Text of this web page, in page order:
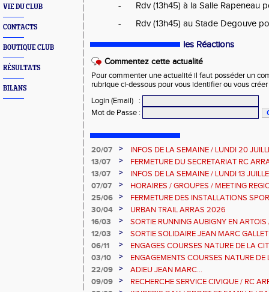
VIE DU CLUB
CONTACTS
BOUTIQUE CLUB
RÉSULTATS
BILANS
-
Rdv (13h45) à la Salle Rapeneau
-
Rdv (13h45) au Stade Degouve
les Réactions
Commentez cette actualité
Pour commenter une actualité il faut posséder un
rubrique ci-dessous pour vous identifier ou vous
Login (Email)
:
Mot de Passe :
20/07 >
INFOS DE LA SEMAINE / LUNDI 20
13/07
>
FERMETURE DU SECRETARIAT RC
13/07
>
INFOS DE LA SEMAINE / LUNDI 13
07/07
>
HORAIRES / GROUPES / MEETING
25/06
>
FERMETURE DES INSTALLATIONS
30/04
>
URBAN TRAIL ARRAS 2026
16/03
>
SORTIE RUNNING AUBIGNY EN
2026
12/03 >
SORTIE SOLIDAIRE JEAN MARC
2026
06/11 >
ENGAGES COURSES NATURE DE LA
DIMANCHE 9 NOVEMBRE 2025
03/10 >
ENGAGEMENTS COURSES NATURE DE
22/09
>
ADIEU JEAN MARC...
09/09
>
RECHERCHE SERVICE CIVIQUE / RC